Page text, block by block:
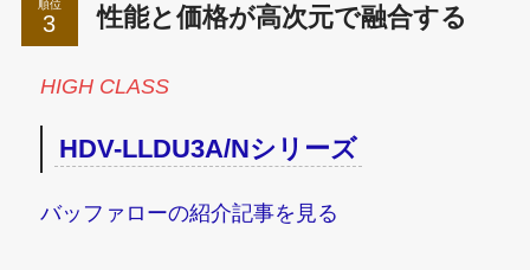
順位 性能と価格が高次元で融合する
HIGH CLASS
HDV-LLDU3A/Nシリーズ
バッファローの紹介記事を見る